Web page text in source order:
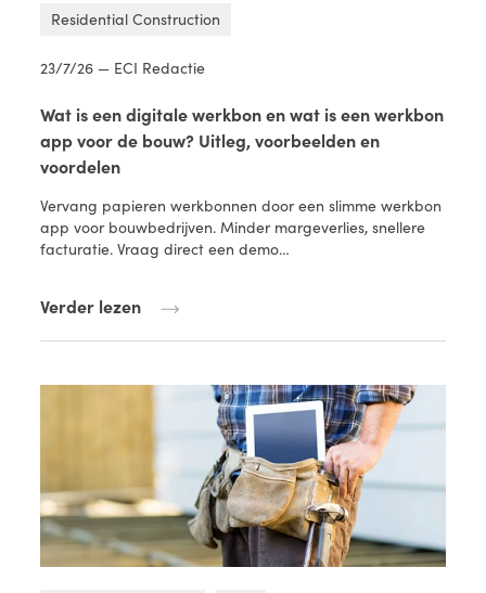
Residential Construction
23/7/26 — ECI Redactie
Wat is een digitale werkbon en wat is een werkbon
app voor de bouw? Uitleg, voorbeelden en
voordelen
Vervang papieren werkbonnen door een slimme werkbon
app voor bouwbedrijven. Minder margeverlies, snellere
facturatie. Vraag direct een demo…
Verder lezen